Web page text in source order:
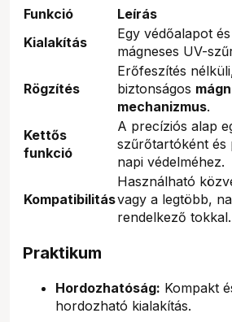
Funkció
Leírás
Kialakítás
Egy védőalapot
mágneses UV-
Rögzítés
Erőfeszítés
biztonságos
mechanizmus.
Kettős
funkció
A precíziós alap
szűrőtartóként és
napi védelméhez.
Kompatibilitás
Használható
vagy a legtöbb,
rendelkező tokkal.
Praktikum
Hordozhatóság: Kompakt
hordozható kialakítás.